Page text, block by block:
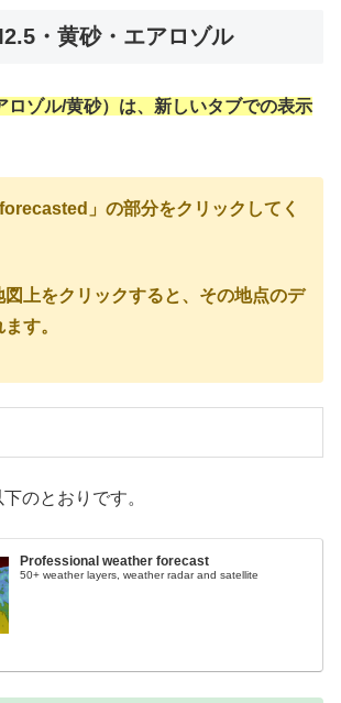
・黄砂・エアロゾル
ロゾル/黄砂）は、新しいタブでの表示
」の部分をクリックしてく
上をクリックすると、その地点のデ
す。
のとおりです。
Professional weather forecast
50+ weather layers, weather radar and satellite